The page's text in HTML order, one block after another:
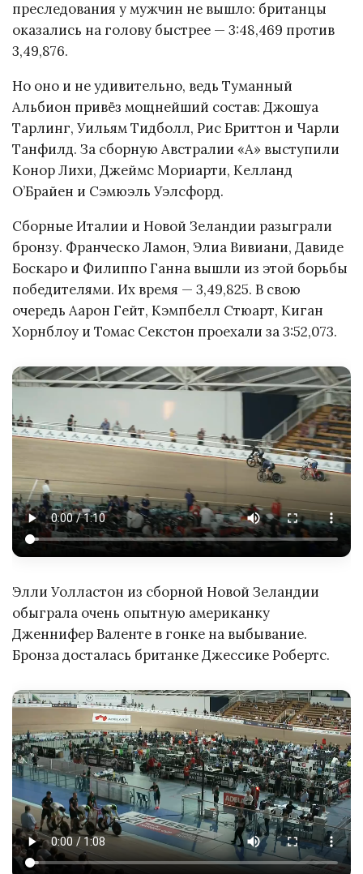
преследования у мужчин не вышло: британцы
оказались на голову быстрее — 3:48,469 против
3,49,876.
Но оно и не удивительно, ведь Туманный
Альбион привёз мощнейший состав: Джошуа
Тарлинг, Уильям Тидболл, Рис Бриттон и Чарли
Танфилд. За сборную Австралии «А» выступили
Конор Лихи, Джеймс Мориарти, Келланд
О’Брайен и Сэмюэль Уэлсфорд.
Сборные Италии и Новой Зеландии разыграли
бронзу. Франческо Ламон, Элиа Вивиани, Давиде
Боскаро и Филиппо Ганна вышли из этой борьбы
победителями. Их время — 3,49,825. В свою
очередь Аарон Гейт, Кэмпбелл Стюарт, Киган
Хорнблоу и Томас Секстон проехали за 3:52,073.
Элли Уолластон из сборной Новой Зеландии
обыграла очень опытную американку
Дженнифер Валенте в гонке на выбывание.
Бронза досталась британке Джессике Робертс.